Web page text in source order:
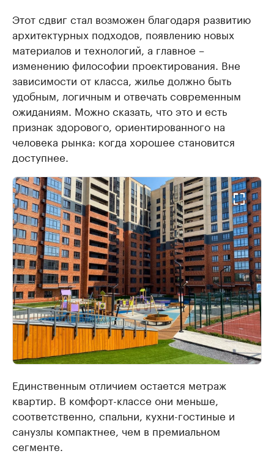
Этот сдвиг стал возможен благодаря развитию
архитектурных подходов, появлению новых
материалов и технологий, а главное –
изменению философии проектирования. Вне
зависимости от класса, жилье должно быть
удобным, логичным и отвечать современным
ожиданиям. Можно сказать, что это и есть
признак здорового, ориентированного на
человека рынка: когда хорошее становится
доступнее.
Единственным отличием остается метраж
квартир. В комфорт-классе они меньше,
соответственно, спальни, кухни-гостиные и
санузлы компактнее, чем в премиальном
сегменте.